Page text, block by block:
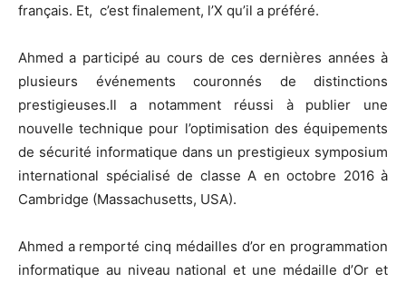
français. Et, c’est finalement, l’X qu’il a préféré.
Ahmed a participé au cours de ces dernières années à
plusieurs événements couronnés de distinctions
prestigieuses.Il a notamment réussi à publier une
nouvelle technique pour l’optimisation des équipements
de sécurité informatique dans un prestigieux symposium
international spécialisé de classe A en octobre 2016 à
Cambridge (Massachusetts, USA).
Ahmed a remporté cinq médailles d’or en programmation
informatique au niveau national et une médaille d’Or et